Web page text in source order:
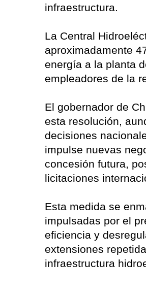
infraestructura.
La Central
aproximadamente
energía a la planta
empleadores de la
El gobernador de
esta resolución,
decisiones
impulse nuevas
concesión futura,
licitaciones
Esta medida se
impulsadas por el
eficiencia y
extensiones
infraestructura